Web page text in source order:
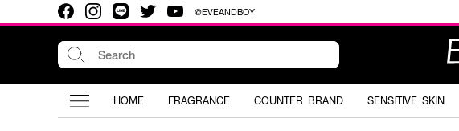
@EVEANDBOY
HOME FRAGRANCE COUNTER BRAND SENSITIVE SKIN